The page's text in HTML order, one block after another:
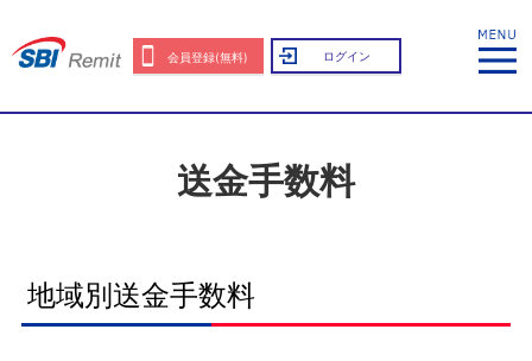
会員登録(無料) ログイン
送金手数料
地域別送金手数料